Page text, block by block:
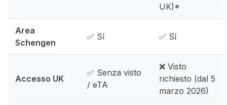
UK)*
Area
Schengen
✅ Sì ✅ Sì
Accesso UK
✅ Senza visto
/ eTA
❌ Visto
richiesto (dal 5
marzo 2026)